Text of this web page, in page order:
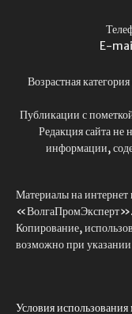
E-
Возрастная
Публикации с
Редакция сайта не
информации,
Материалы на
«ВолгаПромЭксперт».
Копирование,
возможно при
Условия использования